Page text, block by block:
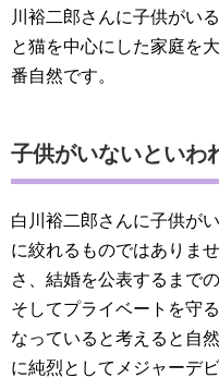
川裕二郎さんに子供がい
と猫を中心にした家庭を
番自然です。
子供がいないといわ
白川裕二郎さんに子供が
に絞れるものではありま
さ、結婚を公表するまで
そしてプライベートを守
なっていると考えると自
に純烈としてメジャーデ